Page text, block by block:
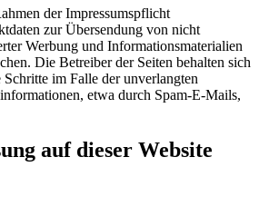
der Impressumspflicht
zur Übersendung von nicht
Werbung und Informationsmaterialien
Die Betreiber der Seiten behalten sich
im Falle der unverlangten
etwa durch Spam-E-Mails,
auf dieser Website